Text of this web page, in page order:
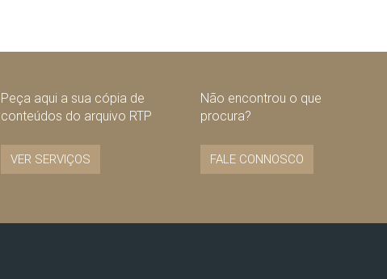
Peça aqui a sua cópia de
conteúdos do arquivo RTP
VER SERVIÇOS
Não encontrou o que
procura?
FALE CONNOSCO